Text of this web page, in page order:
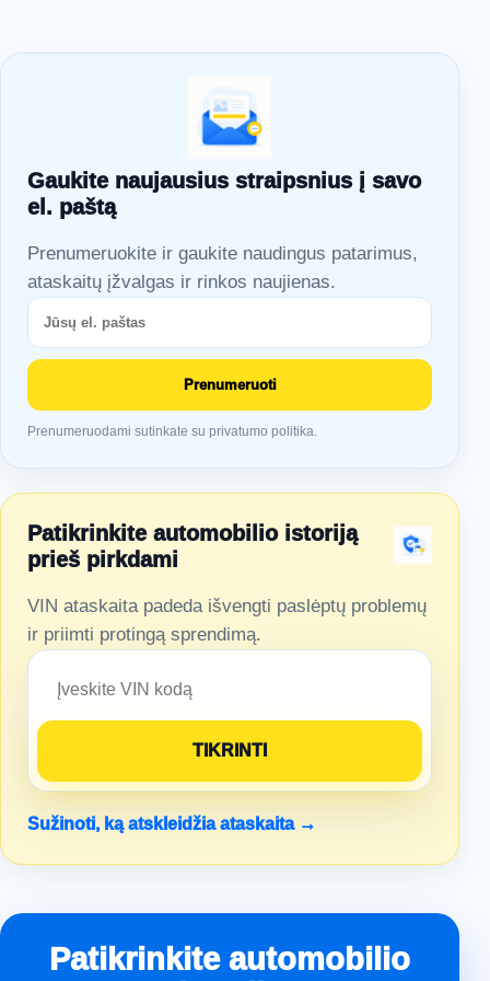
Gaukite naujausius straipsnius į savo
el. paštą
Prenumeruokite ir gaukite naudingus patarimus,
ataskaitų įžvalgas ir rinkos naujienas.
Prenumeruoti
Prenumeruodami sutinkate su privatumo politika.
Patikrinkite automobilio istoriją
prieš pirkdami
VIN ataskaita padeda išvengti paslėptų problemų
ir priimti protingą sprendimą.
Sužinoti, ką atskleidžia ataskaita →
Patikrinkite automobilio